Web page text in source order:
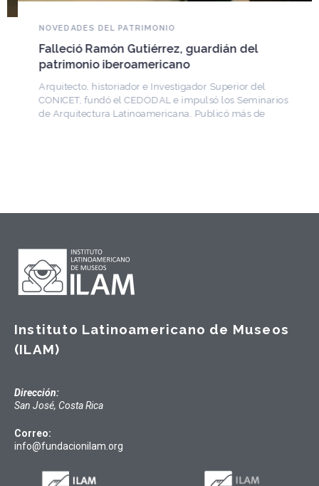
NOVEDADES DEL PATRIMONIO
Falleció Ramón Gutiérrez, guardián del
patrimonio iberoamericano
Arquitecto, historiador e Investigador Superior del
CONICET, fundó el CEDODAL e impulsó los Seminarios
de Arquitectura Latinoamericana. Publicó más de
Instituto Latinoamericano de Museos
(ILAM)
Dirección:
San José, Costa Rica
Correo:
info@fundacionilam.org